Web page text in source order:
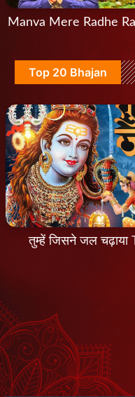
Manva Mere Radhe
Top 20 Bhajan
तुम्हें जिसने जल चढ़ाया